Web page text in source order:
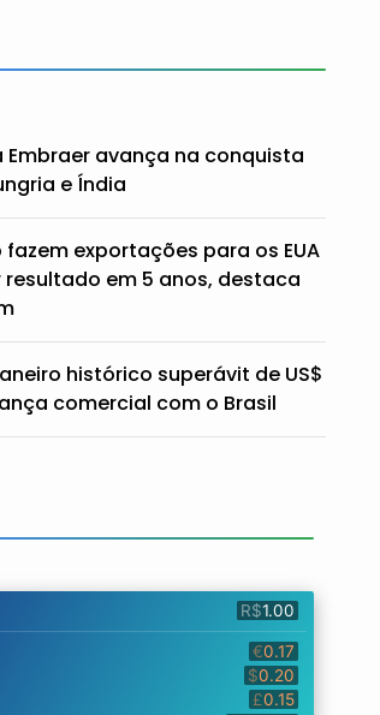
Embraer avança na conquista
e Índia
exportações para os EUA
em 5 anos, destaca
histórico superávit de US$
comercial com o Brasil